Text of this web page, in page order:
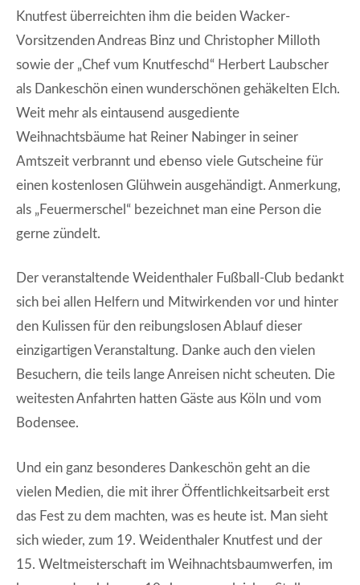
Knutfest überreichten ihm die beiden Wacker-
Vorsitzenden Andreas Binz und Christopher Milloth
sowie der „Chef vum Knutfeschd“ Herbert Laubscher
als Dankeschön einen wunderschönen gehäkelten Elch.
Weit mehr als eintausend ausgediente
Weihnachtsbäume hat Reiner Nabinger in seiner
Amtszeit verbrannt und ebenso viele Gutscheine für
einen kostenlosen Glühwein ausgehändigt. Anmerkung,
als „Feuermerschel“ bezeichnet man eine Person die
gerne zündelt.
Der veranstaltende Weidenthaler Fußball-Club bedankt
sich bei allen Helfern und Mitwirkenden vor und hinter
den Kulissen für den reibungslosen Ablauf dieser
einzigartigen Veranstaltung. Danke auch den vielen
Besuchern, die teils lange Anreisen nicht scheuten. Die
weitesten Anfahrten hatten Gäste aus Köln und vom
Bodensee.
Und ein ganz besonderes Dankeschön geht an die
vielen Medien, die mit ihrer Öffentlichkeitsarbeit erst
das Fest zu dem machten, was es heute ist. Man sieht
sich wieder, zum 19. Weidenthaler Knutfest und der
15. Weltmeisterschaft im Weihnachtsbaumwerfen, im